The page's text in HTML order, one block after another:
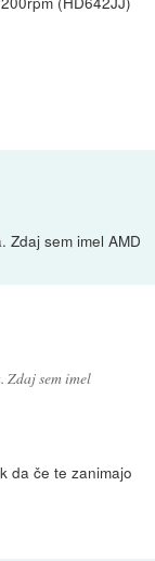
Zdaj sem imel AMD
Zdaj sem imel
da če te zanimajo